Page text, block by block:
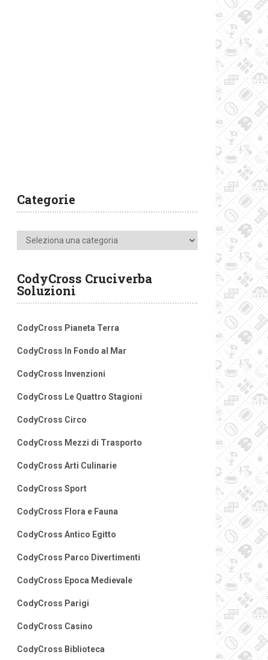
Categorie
Categorie
CodyCross Cruciverba
Soluzioni
CodyCross Pianeta Terra
CodyCross In Fondo al Mar
CodyCross Invenzioni
CodyCross Le Quattro Stagioni
CodyCross Circo
CodyCross Mezzi di Trasporto
CodyCross Arti Culinarie
CodyCross Sport
CodyCross Flora e Fauna
CodyCross Antico Egitto
CodyCross Parco Divertimenti
CodyCross Epoca Medievale
CodyCross Parigi
CodyCross Casino
CodyCross Biblioteca